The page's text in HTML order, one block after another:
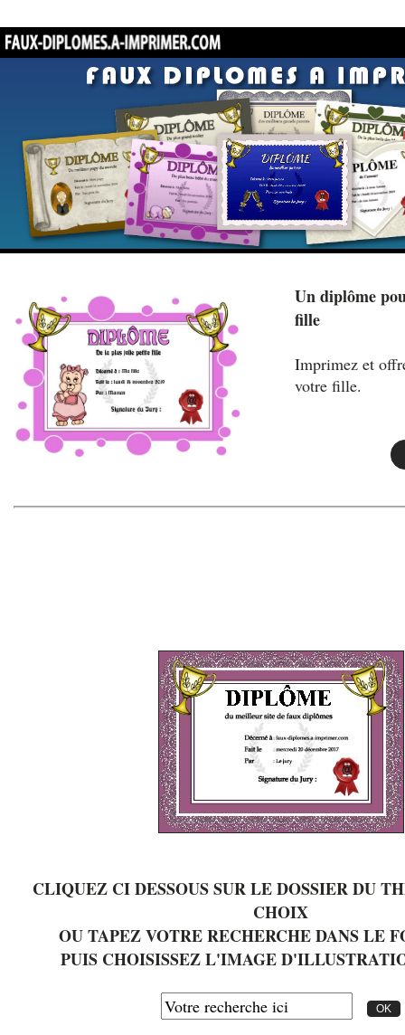
Un diplôme
fille
Imprimez et
votre fille.
CLIQUEZ CI DESSOUS SUR LE DOSSIER DU
CHOIX
OU TAPEZ VOTRE RECHERCHE DANS LE
PUIS CHOISISSEZ L'IMAGE